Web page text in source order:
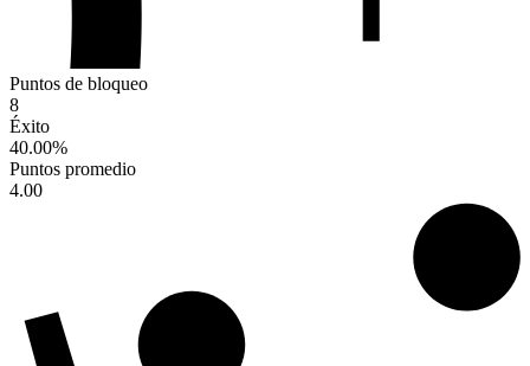
Puntos de bloqueo
8
Éxito
40.00%
Puntos promedio
4.00